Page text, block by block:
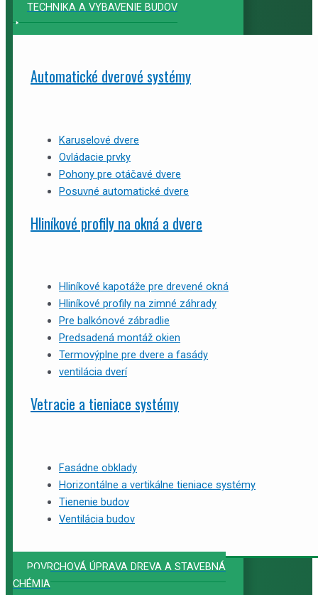
TECHNIKA A VYBAVENIE BUDOV
Automatické dverové systémy
Karuselové dvere
Ovládacie prvky
Pohony pre otáčavé dvere
Posuvné automatické dvere
Hliníkové profily na okná a dvere
Hliníkové kapotáže pre drevené okná
Hliníkové profily na zimné záhrady
Pre balkónové zábradlie
Predsadená montáž okien
Termovýplne pre dvere a fasády
ventilácia dverí
Vetracie a tieniace systémy
Fasádne obklady
Horizontálne a vertikálne tieniace systémy
Tienenie budov
Ventilácia budov
POVRCHOVÁ ÚPRAVA DREVA A STAVEBNÁ
CHÉMIA